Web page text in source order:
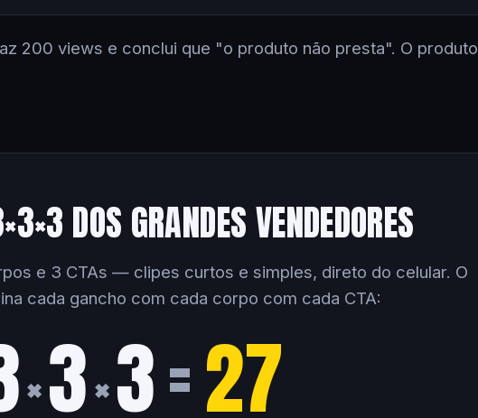
200 views e conclui que "o produto não presta". O produto
DOS GRANDES VENDEDORES
e 3 CTAs — clipes curtos e simples, direto do celular. O
cada gancho com cada corpo com cada CTA:
×3×3=27